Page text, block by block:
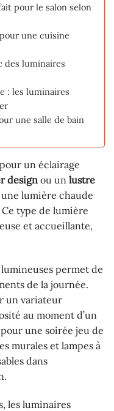
pour le salon selon
une cuisine
des luminaires
: les luminaires
une salle de bain
un éclairage
designou un lustre
lumière chaude
type de lumière
et accueillante,
permet de
de la journée.
un variateur
au moment d’un
une soirée jeu de
murales et lampes à
dans
les luminaires